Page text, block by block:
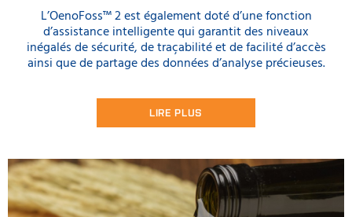
L’OenoFoss™ 2 est également doté d’une fonction
d’assistance intelligente qui garantit des niveaux
inégalés de sécurité, de traçabilité et de facilité d’accès
ainsi que de partage des données d’analyse précieuses.
LIRE PLUS